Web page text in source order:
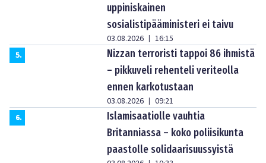
uppiniskainen
sosialistipääministeri ei taivu
03.08.2026 | 16:15
5.
Nizzan terroristi tappoi 86 ihmistä
– pikkuveli rehenteli veriteolla
ennen karkotustaan
03.08.2026 | 09:21
6.
Islamisaatiolle vauhtia
Britanniassa – koko poliisikunta
paastolle solidaarisuussyistä